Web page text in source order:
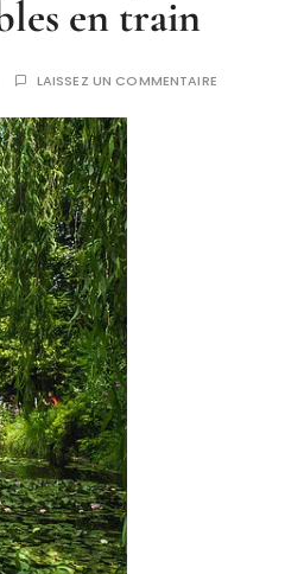
en train
LAISSEZ UN COMMENTAIRE